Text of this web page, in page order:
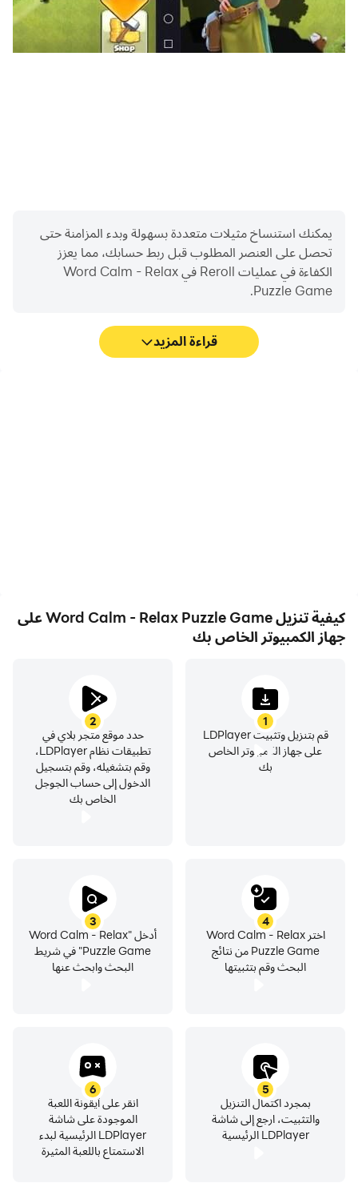
يمكنك استنساخ مثيلات متعددة بسهولة وبدء المزامنة حتى
تحصل على العنصر المطلوب قبل ربط حسابك، مما يعزز
الكفاءة في عمليات Reroll في Word Calm - Relax
Puzzle Game.
قراءة المزيد
كيفية تنزيل Word Calm - Relax Puzzle Game على
جهاز الكمبيوتر الخاص بك
1
قم بتنزيل وتثبيت LDPlayer
على جهاز الكمبيوتر الخاص
بك
2
حدد موقع متجر بلاي في
تطبيقات نظام LDPlayer،
وقم بتشغيله، وقم بتسجيل
الدخول إلى حساب الجوجل
الخاص بك
3
أدخل "Word Calm - Relax
Puzzle Game" في شريط
البحث وابحث عنها
4
اختر Word Calm - Relax
Puzzle Game من نتائج
البحث وقم بتثبيتها
5
بمجرد اكتمال التنزيل
والتثبيت، ارجع إلى شاشة
LDPlayer الرئيسية
6
انقر على أيقونة اللعبة
الموجودة على شاشة
LDPlayer الرئيسية لبدء
الاستمتاع باللعبة المثيرة